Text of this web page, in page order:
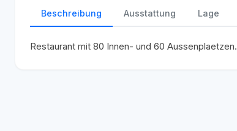
Beschreibung Ausstattung Lage
Restaurant mit 80 Innen- und 60 Aussenplaetzen.